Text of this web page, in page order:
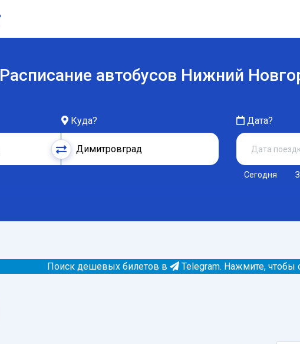
Расписание автобусов Нижний
Куда? Дата?
Сегодня
Поиск дешевых билетов в Telegram. Нажмите, чтобы